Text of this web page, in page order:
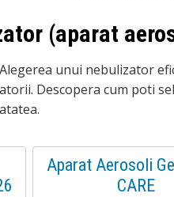
(aparat
unui nebulizator
Descopera cum poti
Aparat Aerosoli
CARE